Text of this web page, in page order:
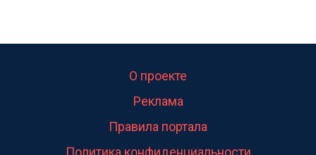
О проекте
Реклама
Правила портала
Политика конфиденциальности